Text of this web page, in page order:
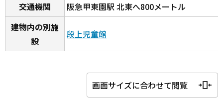
交通機関
阪急甲東園駅 北東へ800メートル
建物内の別施
設
段上児童館
画面サイズに合わせて閲覧